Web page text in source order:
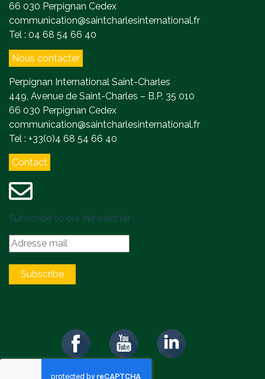
66 030 Perpignan Cedex
communication@saintcharlesinternational.fr
Tel : 04 68 54 66 40
Nous contacter
Perpignan International Saint-Charles
449, Avenue de Saint-Charles – B.P. 35 010
66 030 Perpignan Cedex
communication@saintcharlesinternational.fr
Tel : +33(0)4 68 54 66 40
Contact
Subscribe to our Newsletter
Subscribe